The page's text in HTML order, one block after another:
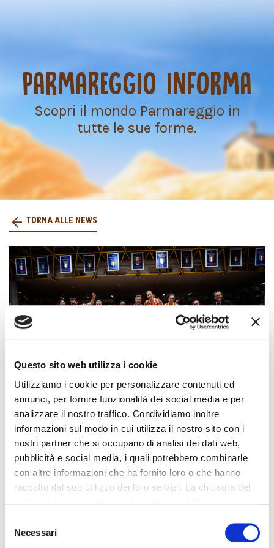
Questo sito web utilizza i cookie
Utilizziamo i cookie per personalizzare contenuti ed
annunci, per fornire funzionalità dei social media e per
analizzare il nostro traffico. Condividiamo inoltre
informazioni sul modo in cui utilizza il nostro sito con i
nostri partner che si occupano di analisi dei dati web,
pubblicità e social media, i quali potrebbero combinarle
con altre informazioni che ha fornito loro o che hanno
raccolto dal suo utilizzo dei loro servizi. La chiusura del
navigazione in assenza di cookie o altri strumenti di
Necessari
PARMAREGGIO INFORMA
Scopri il mondo Parmareggio in
tutte le sue forme.
TORNA ALLE NEWS
FAMILA BASKET SCHIO CAMPIONESSE
D'ITALIA
Tanti complimenti alla Famila Basket Femminile di Schio
per aver aggiunto un nuovo trofeo al loro palmarès!